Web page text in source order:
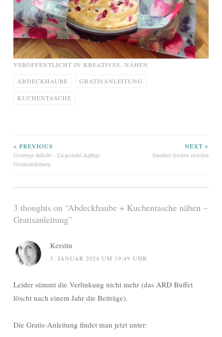
VERÖFFENTLICHT IN KREATIVES NÄHEN
ABDECKHAUBE GRATISANLEITUNG
KUCHENTASCHE
Beitragsnavigation
< PREVIOUS
Grannys häkeln – Liegestuhl-Auflage
Gratisanleitung
NEXT >
Sneaker-Socken stricken
3 thoughts on “Abdeckhaube + Kuchentasche nähen –
Gratisanleitung”
Kerstin
5. JANUAR 2024 UM 19:49 UHR
Leider stimmt die Verlinkung nicht mehr (das ARD Buffet
löscht nach einem Jahr die Beiträge).
Die Gratis-Anleitung findet man jetzt unter: